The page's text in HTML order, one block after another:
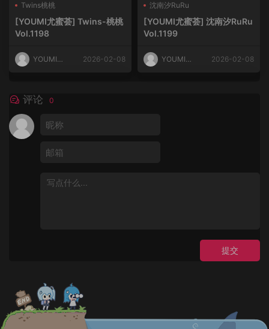
Twins桃桃
[YOUMI尤蜜荟] Twins-桃桃
Vol.1198
YOUMI尤
2026-02-08
沈南汐RuRu
[YOUMI尤蜜荟] 沈南汐RuRu
Vol.1199
YOUMI尤
2026-02-08
评论 0
提交